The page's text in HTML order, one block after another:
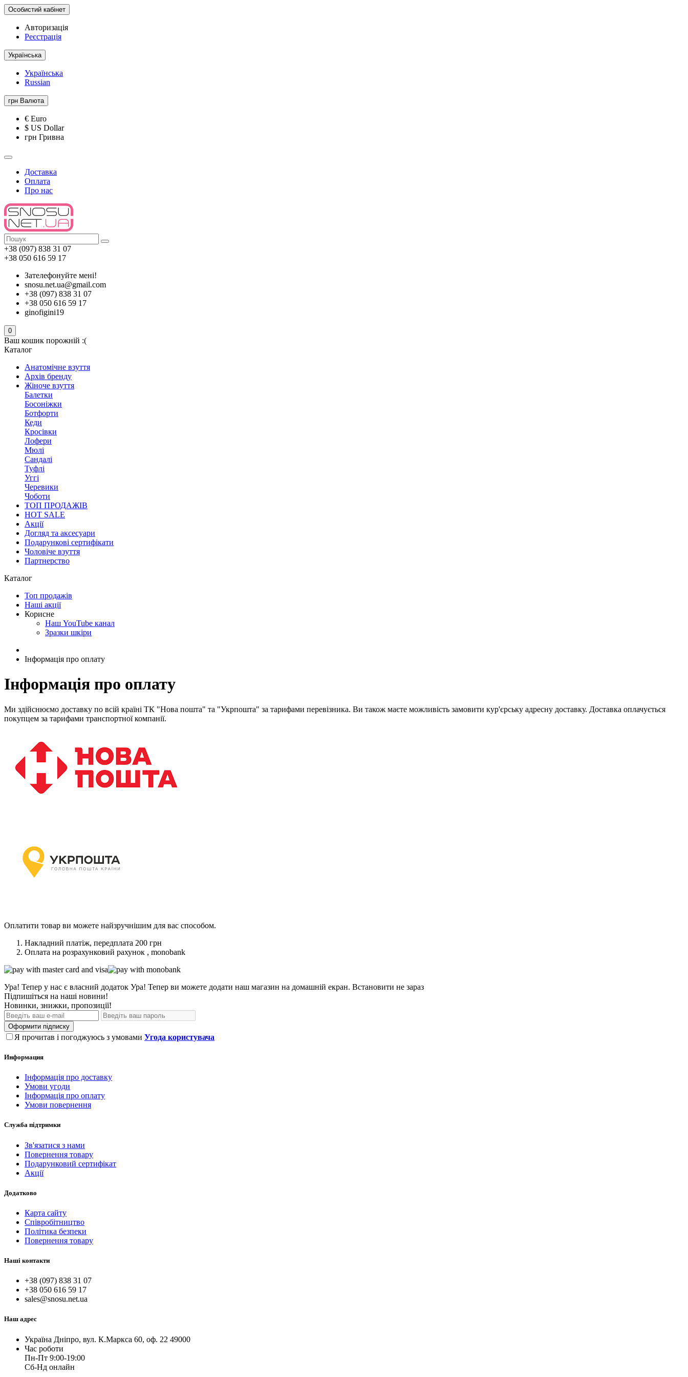
Особистий кабінет
Авторизація
Реєстрація
Українська
Українська
Russian
грн Валюта
€ Euro
$ US Dollar
грн Гривна
Доставка
Оплата
Про нас
+38 (097) 838 31 07
+38 050 616 59 17
Зателефонуйте мені!
snosu.net.ua@gmail.com
+38 (097) 838 31 07
+38 050 616 59 17
ginofigini19
0
Ваш кошик порожній :(
Каталог
Анатомічне взуття
Архів бренду
Жіноче взуття
Балетки
Босоніжки
Ботфорти
Кеди
Кросівки
Лофери
Мюлі
Сандалі
Туфлі
Уггі
Черевики
Чоботи
ТОП ПРОДАЖІВ
HOT SALE
Акції
Догляд та аксесуари
Подарункові сертифікати
Чоловіче взуття
Партнерство
Каталог
Топ продажів
Наші акції
Корисне
Наш YouTube канал
Зразки шкіри
Інформація про оплату
Інформація про оплату
Ми здійснюємо доставку по всій країні ТК "Нова пошта" та "Укрпошта" за тарифами перевізника. Ви також маєте можливість замовити кур'єрську адресну доставку. Доставка оплачується
покупцем за тарифами транспортної компанії.
Оплатити товар ви можете найзручнішим для вас способом.
Накладний платіж, передплата 200 грн
Оплата на розрахунковий рахунок , monobank
Ура! Тепер у нас є власний додаток Ура! Тепер ви можете додати наш магазин на домашній екран. Встановити не зараз
Підпишіться на наші новини!
Новинки, знижки, пропозиції!
Оформити підписку
Я прочитав і погоджуюсь з умовами Угода користувача
Информация
Інформація про доставку
Умови угоди
Інформація про оплату
Умови повернення
Служба підтримки
Зв'язатися з нами
Повернення товару
Подарунковий сертифікат
Акції
Додатково
Карта сайту
Співробітництво
Політика безпеки
Повернення товару
Наші контакти
+38 (097) 838 31 07
+38 050 616 59 17
sales@snosu.net.ua
Наш адрес
Україна Дніпро, вул. К.Маркса 60, оф. 22 49000
Час роботи
Пн-Пт 9:00-19:00
Сб-Нд онлайн